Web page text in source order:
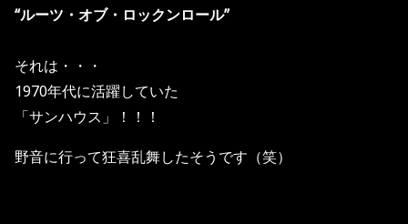
“ルーツ・オブ・ロックンロール”
それは・・・
1970年代に活躍していた
「サンハウス」！！！
野音に行って狂喜乱舞したそうです（笑）